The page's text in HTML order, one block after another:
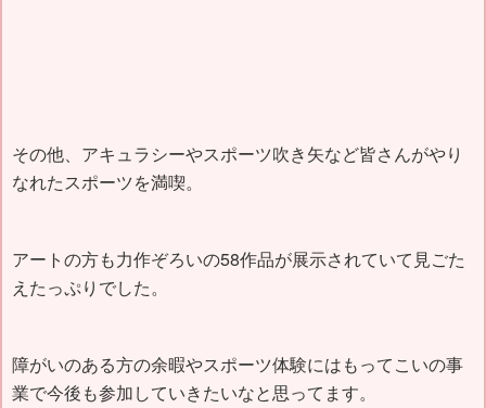
その他、アキュラシーやスポーツ吹き矢など皆さんがやり
なれたスポーツを満喫。
アートの方も力作ぞろいの58作品が展示されていて見ごた
えたっぷりでした。
障がいのある方の余暇やスポーツ体験にはもってこいの事
業で今後も参加していきたいなと思ってます。